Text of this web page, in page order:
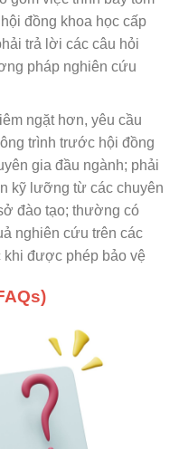
đồng khoa học cấp
trả lời các câu hỏi
pháp nghiên cứu
ngặt hơn, yêu cầu
trình trước hội đồng
gia đầu ngành; phải
kỹ lưỡng từ các chuyên
đào tạo; thường có
nghiên cứu trên các
khi được phép bảo vệ